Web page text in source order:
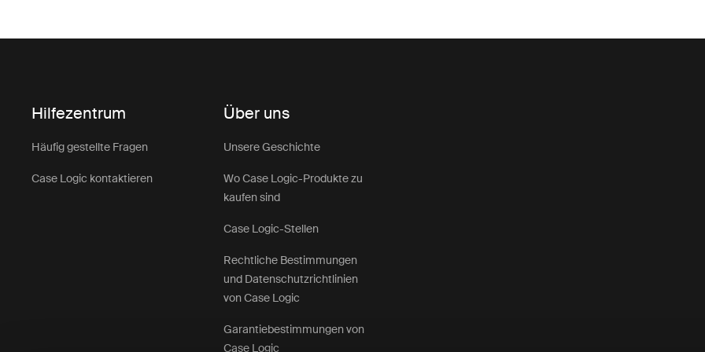
Hilfezentrum
Häufig gestellte Fragen
Case Logic kontaktieren
Über uns
Unsere Geschichte
Wo Case Logic-Produkte zu
kaufen sind
Case Logic-Stellen
Rechtliche Bestimmungen
und Datenschutzrichtlinien
von Case Logic
Garantiebestimmungen von
Case Logic